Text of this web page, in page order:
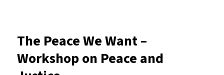
Want
–
Abschlussveranstaltung
The Peace We Want –
Workshop on Peace and